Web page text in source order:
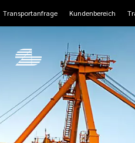
Transportanfrage Kundenbereich